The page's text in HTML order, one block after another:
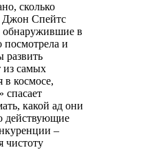
сколько
Джон Спейтс
обнаружившие в
посмотрела и
развить
из самых
космосе,
спасает
какой ад они
действующие
–
чистоту